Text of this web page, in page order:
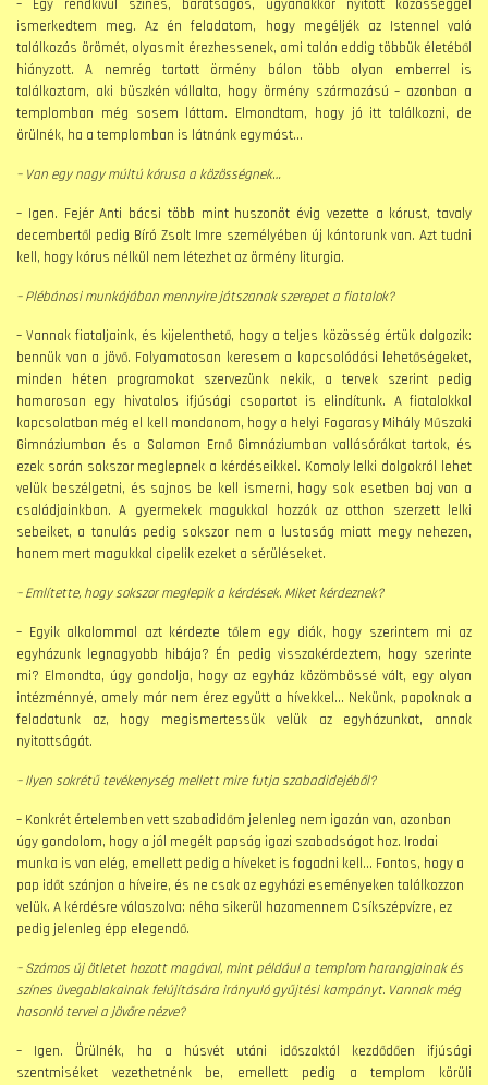
– Egy rendkívül színes, barátságos, ugyanakkor nyitott közösséggel
ismerkedtem meg. Az én feladatom, hogy megéljék az Istennel való
találkozás örömét, olyasmit érezhessenek, ami talán eddig többük életéből
hiányzott. A nemrég tartott örmény bálon több olyan emberrel is
találkoztam, aki büszkén vállalta, hogy örmény származású – azonban a
templomban még sosem láttam. Elmondtam, hogy jó itt találkozni, de
örülnék, ha a templomban is látnánk egymást…
– Van egy nagy múltú kórusa a közösségnek…
– Igen. Fejér Anti bácsi több mint huszonöt évig vezette a kórust, tavaly
decembertől pedig Bíró Zsolt Imre személyében új kántorunk van. Azt tudni
kell, hogy kórus nélkül nem létezhet az örmény liturgia.
– Plébánosi munkájában mennyire játszanak szerepet a fiatalok?
– Vannak fiataljaink, és kijelenthető, hogy a teljes közösség értük dolgozik:
bennük van a jövő. Folyamatosan keresem a kapcsolódási lehetőségeket,
minden héten programokat szervezünk nekik, a tervek szerint pedig
hamarosan egy hivatalos ifjúsági csoportot is elindítunk. A fiatalokkal
kapcsolatban még el kell mondanom, hogy a helyi Fogarasy Mihály Műszaki
Gimnáziumban és a Salamon Ernő Gimnáziumban vallásórákat tartok, és
ezek során sokszor meglepnek a kérdéseikkel. Komoly lelki dolgokról lehet
velük beszélgetni, és sajnos be kell ismerni, hogy sok esetben baj van a
családjainkban. A gyermekek magukkal hozzák az otthon szerzett lelki
sebeiket, a tanulás pedig sokszor nem a lustaság miatt megy nehezen,
hanem mert magukkal cipelik ezeket a sérüléseket.
– Említette, hogy sokszor meglepik a kérdések. Miket kérdeznek?
– Egyik alkalommal azt kérdezte tőlem egy diák, hogy szerintem mi az
egyházunk legnagyobb hibája? Én pedig visszakérdeztem, hogy szerinte
mi? Elmondta, úgy gondolja, hogy az egyház közömbössé vált, egy olyan
intézménnyé, amely már nem érez együtt a hívekkel… Nekünk, papoknak a
feladatunk az, hogy megismertessük velük az egyházunkat, annak
nyitottságát.
– Ilyen sokrétű tevékenység mellett mire futja szabadidejéből?
– Konkrét értelemben vett szabadidőm jelenleg nem igazán van, azonban
úgy gondolom, hogy a jól megélt papság igazi szabadságot hoz. Irodai
munka is van elég, emellett pedig a híveket is fogadni kell… Fontos, hogy a
pap időt szánjon a híveire, és ne csak az egyházi eseményeken találkozzon
velük. A kérdésre válaszolva: néha sikerül hazamennem Csíkszépvízre, ez
pedig jelenleg épp elegendő.
– Számos új ötletet hozott magával, mint például a templom harangjainak és
színes üvegablakainak felújítására irányuló gyűjtési kampányt. Vannak még
hasonló tervei a jövőre nézve?
– Igen. Örülnék, ha a húsvét utáni időszaktól kezdődően ifjúsági
szentmiséket vezethetnénk be, emellett pedig a templom körüli